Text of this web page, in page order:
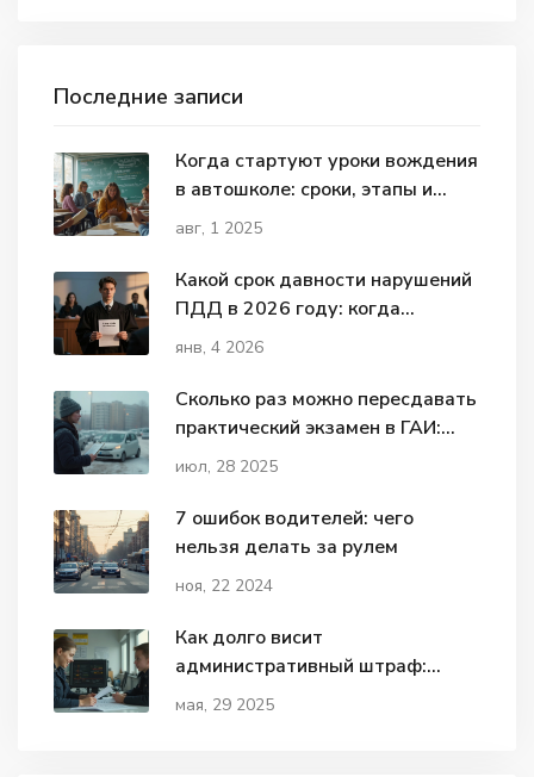
Последние записи
Когда стартуют уроки вождения
в автошколе: сроки, этапы и
секреты выбора
авг, 1 2025
Какой срок давности нарушений
ПДД в 2026 году: когда
штрафы не могут быть
янв, 4 2026
Сколько раз можно пересдавать
практический экзамен в ГАИ:
правила и тонкости
июл, 28 2025
7 ошибок водителей: чего
нельзя делать за рулем
ноя, 22 2024
Как долго висит
административный штраф:
сроки, нюансы, последствия
мая, 29 2025